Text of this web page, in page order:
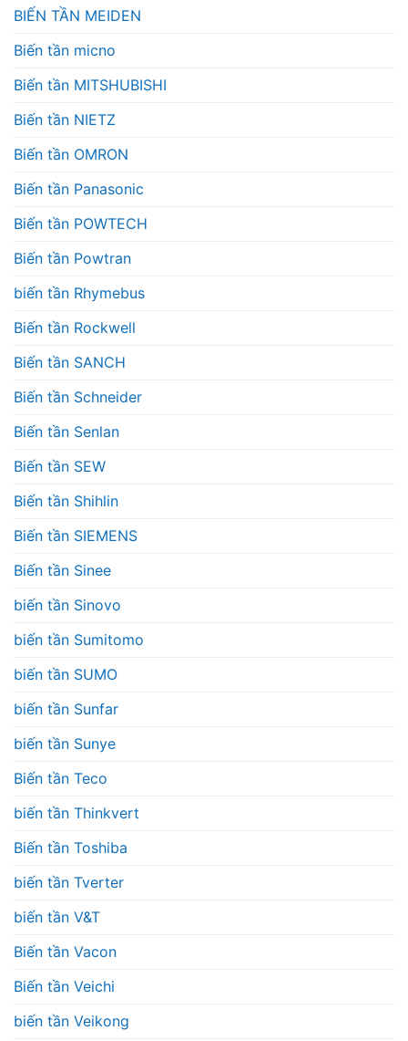
BIẾN TẦN MEIDEN
Biến tần micno
Biến tần MITSHUBISHI
Biến tần NIETZ
Biến tần OMRON
Biến tần Panasonic
Biến tần POWTECH
Biến tần Powtran
biến tần Rhymebus
Biến tần Rockwell
Biến tần SANCH
Biến tần Schneider
Biến tần Senlan
Biến tần SEW
Biến tần Shihlin
Biến tần SIEMENS
Biến tần Sinee
biến tần Sinovo
biến tần Sumitomo
biến tần SUMO
biến tần Sunfar
biến tần Sunye
Biến tần Teco
biến tần Thinkvert
Biến tần Toshiba
biến tần Tverter
biến tần V&T
Biến tần Vacon
Biến tần Veichi
biến tần Veikong